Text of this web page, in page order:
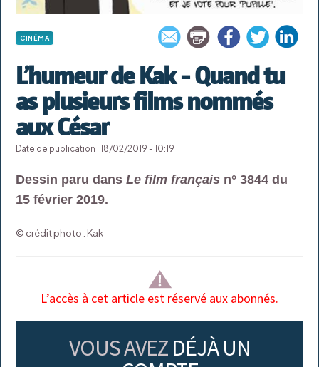
CINÉMA
L’humeur de Kak - Quand tu
as plusieurs films nommés
aux César
Date de publication : 18/02/2019 - 10:19
Dessin paru dansLe film français n° 3844 du
15 février 2019.
© crédit photo : Kak
L’accès à cet article est réservé aux abonnés.
VOUS AVEZ DÉJÀ UN